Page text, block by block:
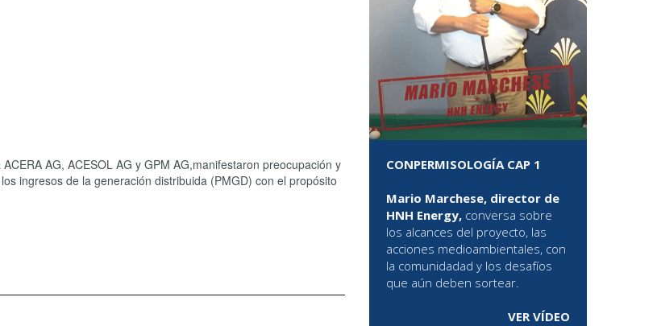
AG, ACESOL AG y GPM AG,manifestaron preocupación y
ingresos de la generación distribuida (PMGD) con el propósito
CONPERMISOLOGÍA CAP 1
Mario Marchese, director de
HNH Energy, conversa sobre
los alcances del proyecto, las
acciones medioambientales, con
la comunidadad y los desafíos
que aún deben sortear.
VER VÍDEO